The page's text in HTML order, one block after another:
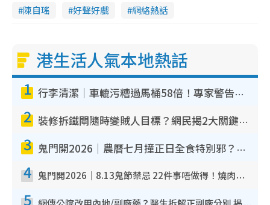
陳自瑤 好聲好戲 網絡熱話
港生活人氣本地熱話
1 行李清潔｜車轆污糟過馬桶58倍！專家警告忌用酒精抹 教1招免污手除菌
2 裝修拆鐵閘隨時變賊人目標？網民揭2大關鍵用途：裝新式等於白裝？附新舊鐵閘分別
3 鬼門開2026｜農曆七月撞正日全食特別邪？專家警告切忌做一事！揭4大禁忌+2招保平安
4 鬼門開2026｜8.13鬼節禁忌 22件事唔做得！燒肉、刺身要少食？半夜勿吹口哨/打呢個電話
5